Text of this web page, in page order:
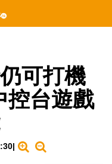
可打機
控台遊戲
|